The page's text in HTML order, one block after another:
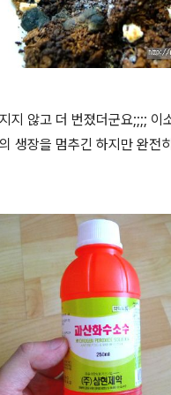
지 않고 더 번졌더군요;;;; 이
생장을 멈추긴 하지만 완전